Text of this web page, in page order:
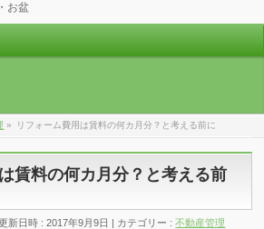
お盆
» リフォーム費用は賃料の何カ月分？と考える前に
賃料の何カ月分？と考える前
新日時 : 2017年9月9日 カテゴリー :不動産管理